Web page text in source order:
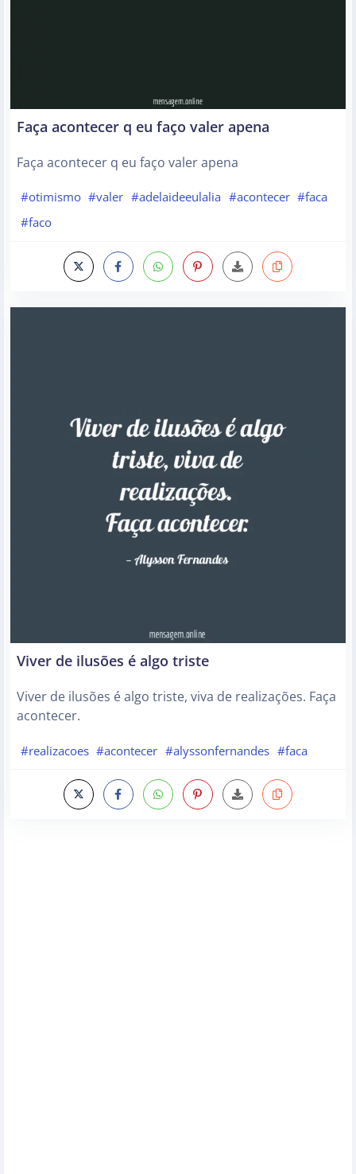
Faça acontecer q eu faço valer apena
Faça acontecer q eu faço valer apena
#otimismo #valer #adelaideeulalia #acontecer #faca
#faco
Viver de ilusões é algo triste
Viver de ilusões é algo triste, viva de realizações. Faça
acontecer.
#realizacoes #acontecer #alyssonfernandes #faca